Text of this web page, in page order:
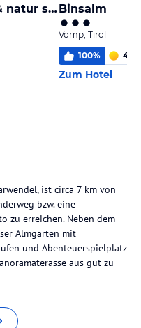
Gramai Alm alpengenuss & natur spaBinsalm
Vomp, Tirol
100% 4,0
Zum Hotel
ist circa 7 km von
bzw. eine
zu erreichen. Neben dem
Almgarten mit
und Abenteuerspielplatz
aus gut zu